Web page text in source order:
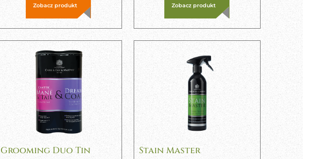
Zobacz produkt Zobacz produkt
Grooming Duo Tin Stain Master